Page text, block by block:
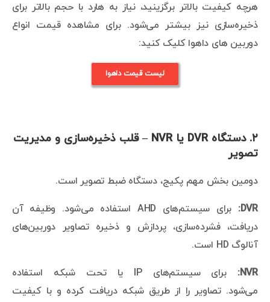
هرچه کیفیت بالاتر برگزینید، نیاز به هارد با حجم بالاتر برای
ذخیره‌سازی نیز بیشتر می‌شود. برای مشاهده قیمت انواع
دوربین های داهوا کلیک کنید:
لیست قیمت داهوا
۲. دستگاه DVR یا NVR – قلب ذخیره‌سازی و مدیریت
تصویر
دومین بخش مهم پکیج، دستگاه ضبط تصویر است.
DVR:
برای سیستم‌های AHD استفاده می‌شود. وظیفه آن
دریافت، فشرده‌سازی، پردازش و ذخیره تصاویر دوربین‌های
آنالوگ HD است.
NVR:
برای سیستم‌های IP یا تحت شبکه استفاده
می‌شود. تصاویر را از طریق شبکه دریافت کرده و با کیفیت